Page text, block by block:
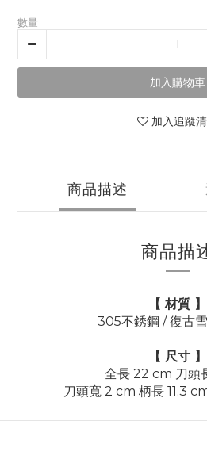
數量
加入購物車
加入追蹤
商品描述
商品描
【 材質 】
305不銹鋼 / 復古
【 尺寸 】
全長 22 cm 刀頭
刀頭寬 2 cm 柄長 11.3